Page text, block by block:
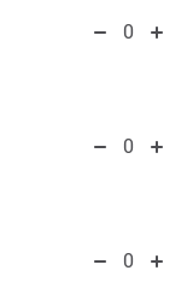
0
0
0